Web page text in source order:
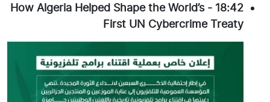
18:42
-
How Algeria Helped Shape the World’s
First UN Cybercrime Treaty